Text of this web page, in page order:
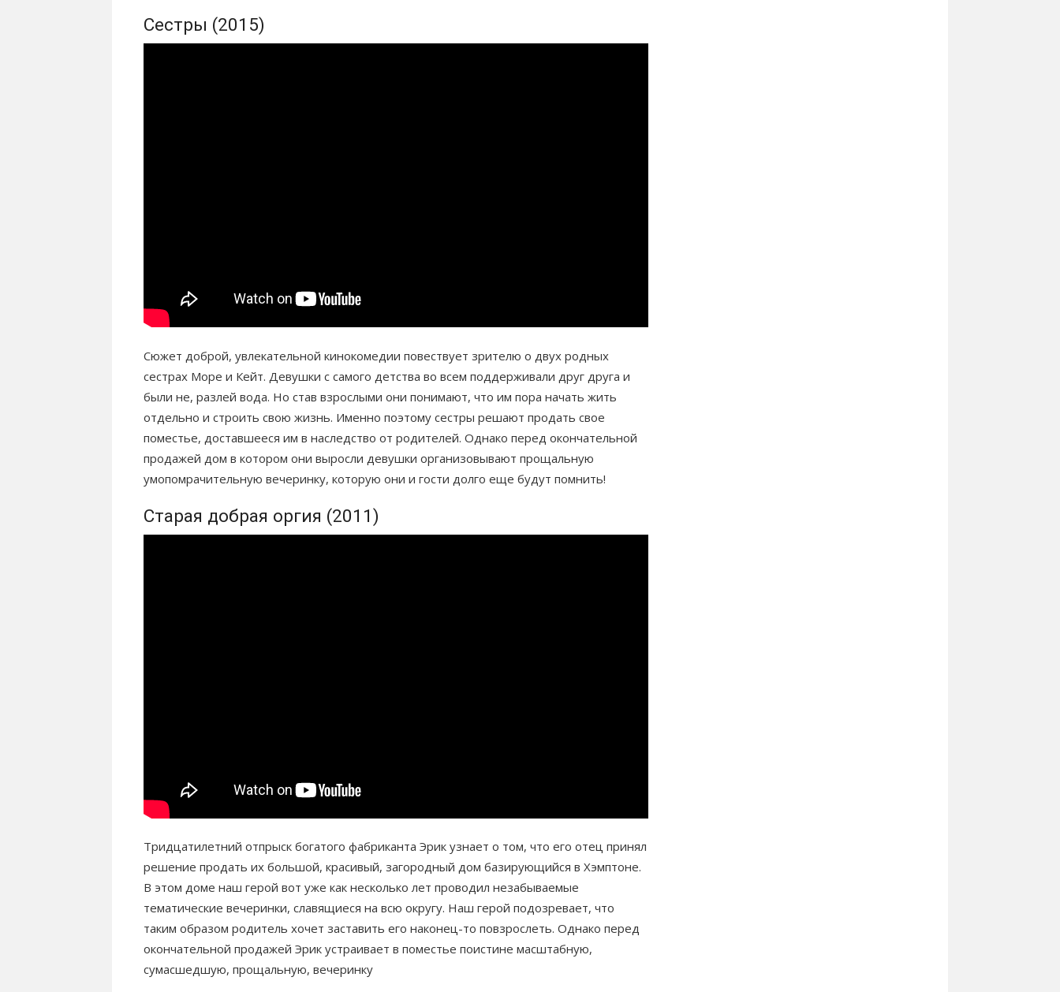
Сестры (2015)
Сюжет доброй, увлекательной кинокомедии повествует зрителю о двух родных
сестрах Море и Кейт. Девушки с самого детства во всем поддерживали друг друга и
были не, разлей вода. Но став взрослыми они понимают, что им пора начать жить
отдельно и строить свою жизнь. Именно поэтому сестры решают продать свое
поместье, доставшееся им в наследство от родителей. Однако перед окончательной
продажей дом в котором они выросли девушки организовывают прощальную
умопомрачительную вечеринку, которую они и гости долго еще будут помнить!
Старая добрая оргия (2011)
Тридцатилетний отпрыск богатого фабриканта Эрик узнает о том, что его отец принял
решение продать их большой, красивый, загородный дом базирующийся в Хэмптоне.
В этом доме наш герой вот уже как несколько лет проводил незабываемые
тематические вечеринки, славящиеся на всю округу. Наш герой подозревает, что
таким образом родитель хочет заставить его наконец-то повзрослеть. Однако перед
окончательной продажей Эрик устраивает в поместье поистине масштабную,
сумасшедшую, прощальную, вечеринку